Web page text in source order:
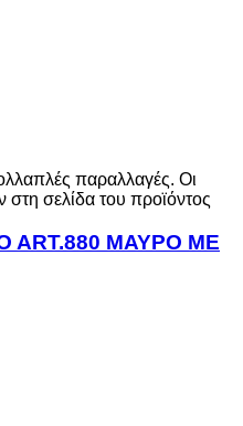
παραλλαγές. Οι
στη σελίδα του προϊόντος
ART.880 ΜΑΥΡΟ ΜΕ